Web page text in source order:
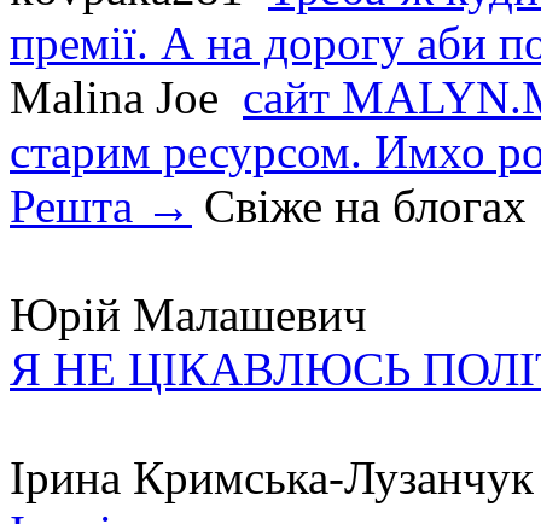
премії. А на дорогу аби
Malina Joe сайт
старим ресурсом. Имхо
Решта → Свіже на блогах
Юрій Малашевич
Я НЕ ЦІКАВЛЮСЬ
Ірина Кримська-Лузанчук